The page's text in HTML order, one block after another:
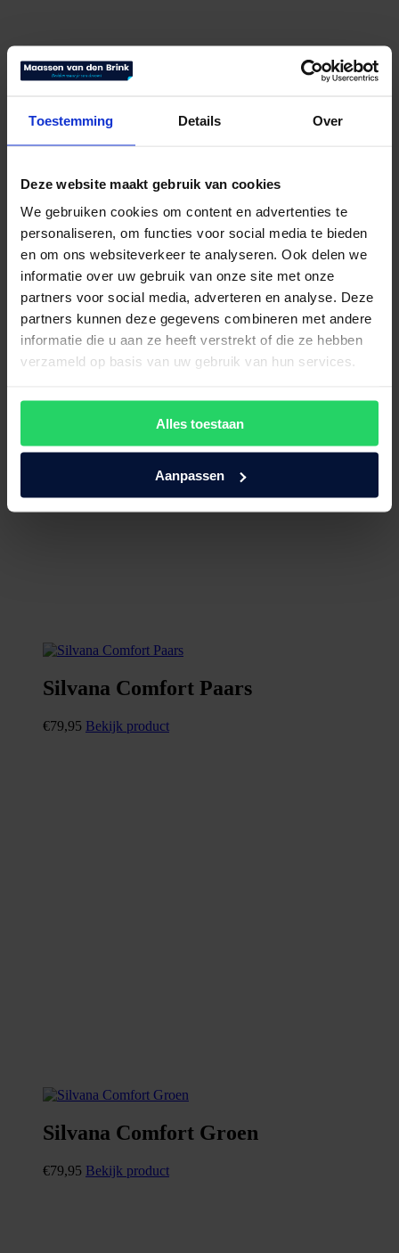
Toestemming Details Over
Deze website maakt gebruik van cookies
We gebruiken cookies om content en advertenties te
personaliseren, om functies voor social media te bieden
en om ons websiteverkeer te analyseren. Ook delen we
informatie over uw gebruik van onze site met onze
partners voor social media, adverteren en analyse. Deze
partners kunnen deze gegevens combineren met andere
informatie die u aan ze heeft verstrekt of die ze hebben
verzameld op basis van uw gebruik van hun services.
Alles toestaan
Aanpassen
Swissflex hoofdkussen SF Premium
€170,00 Bekijk product
Silvana Comfort Paars
€79,95 Bekijk product
Silvana Comfort Groen
€79,95 Bekijk product